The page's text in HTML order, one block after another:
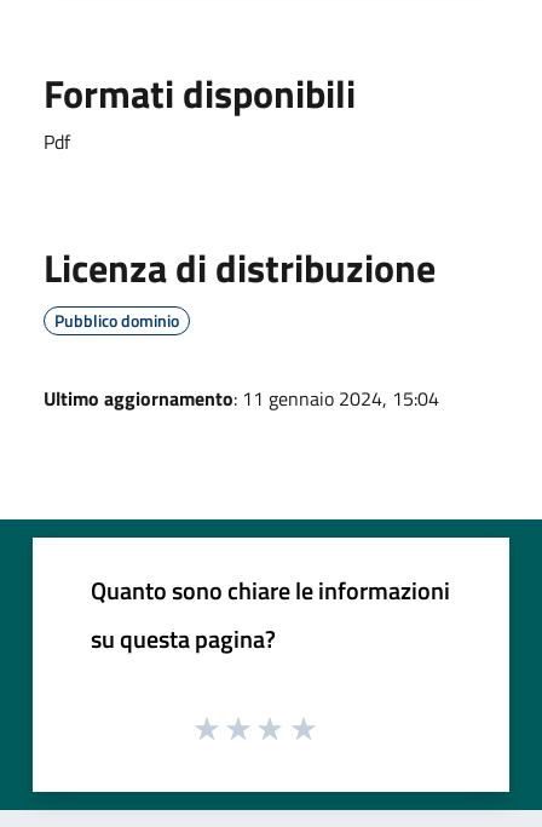
Formati disponibili
Pdf
Licenza di distribuzione
Pubblico dominio
Ultimo aggiornamento: 11 gennaio 2024, 15:04
Quanto sono chiare le informazioni
su questa pagina?